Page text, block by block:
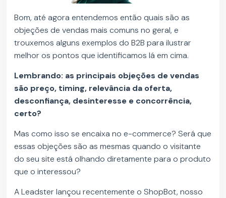
Bom, até agora entendemos então quais são as
objeções de vendas mais comuns no geral, e
trouxemos alguns exemplos do B2B para ilustrar
melhor os pontos que identificamos lá em cima.
Lembrando: as principais objeções de vendas
são preço, timing, relevância da oferta,
desconfiança, desinteresse e concorrência,
certo?
Mas como isso se encaixa no e-commerce? Será que
essas objeções são as mesmas quando o visitante
do seu site está olhando diretamente para o produto
que o interessou?
A Leadster lançou recentemente o ShopBot, nosso